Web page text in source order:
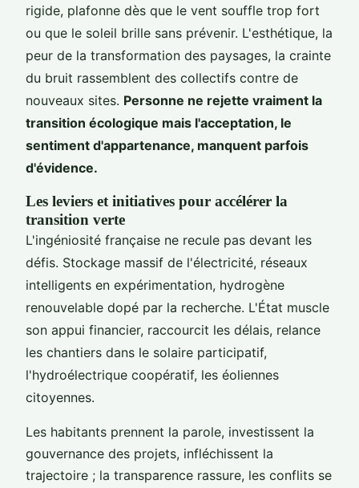
rigide, plafonne dès que le vent souffle trop fort
ou que le soleil brille sans prévenir. L'esthétique, la
peur de la transformation des paysages, la crainte
du bruit rassemblent des collectifs contre de
nouveaux sites. Personne ne rejette vraiment la
transition écologique mais l'acceptation, le
sentiment d'appartenance, manquent parfois
d'évidence.
Les leviers et initiatives pour accélérer la
transition verte
L'ingéniosité française ne recule pas devant les
défis. Stockage massif de l'électricité, réseaux
intelligents en expérimentation, hydrogène
renouvelable dopé par la recherche. L'État muscle
son appui financier, raccourcit les délais, relance
les chantiers dans le solaire participatif,
l'hydroélectrique coopératif, les éoliennes
citoyennes.
Les habitants prennent la parole, investissent la
gouvernance des projets, infléchissent la
trajectoire ; la transparence rassure, les conflits se